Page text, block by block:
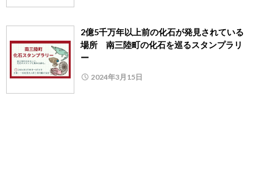
2億5千万年以上前の化石が発見されている
場所 南三陸町の化石を巡るスタンプラリ
ー
2024年3月15日